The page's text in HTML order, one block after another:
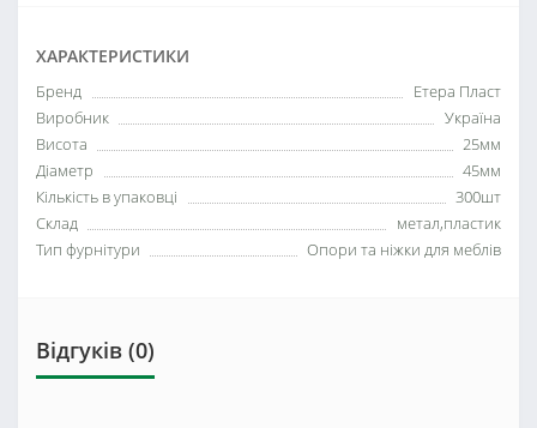
ХАРАКТЕРИСТИКИ
Бренд
Етера Пласт
Виробник
Україна
Висота
25мм
Діаметр
45мм
Кількість в упаковці
300шт
Склад
метал,пластик
Тип фурнітури
Опори та ніжки для меблів
Відгуків (0)